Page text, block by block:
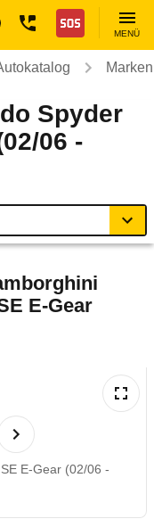
Nothilfe
MENÜ
Spyder
06 -
E-Gear
E-Gear (02/06 -